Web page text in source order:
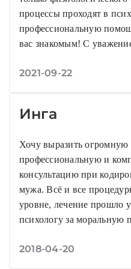
процессы проходят в
профессиональную
вас знакомым! С
2021-09-22
Инга
Хочу выразить огромную
профессиональную и
консультацию при
мужа. Всё и все
уровне, лечение прошло
психологу за моральную
2018-04-20